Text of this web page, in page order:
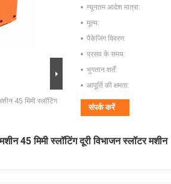
45 मिमी स्लॉटिंग
न्यूनतम आदेश मात्रा:
मूल्य:
पैकेजिंग विवरण:
प्रसव के समय:
भुगतान शर्तें:
आपूर्ति की क्षमता:
संपर्क करें
45 मिमी स्लॉटिंग दूरी विभाजन स्लॉटर मशीन